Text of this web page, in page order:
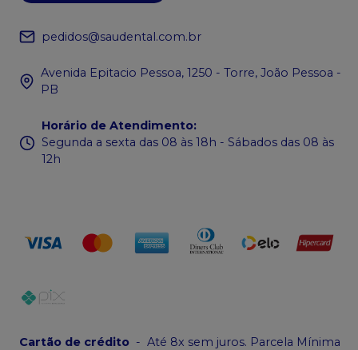
pedidos@saudental.com.br
Avenida Epitacio Pessoa, 1250 - Torre, João Pessoa -
PB
Horário de Atendimento:
Segunda a sexta das 08 às 18h - Sábados das 08 às
12h
Cartão de crédito - Até 8x sem juros. Parcela Mínima